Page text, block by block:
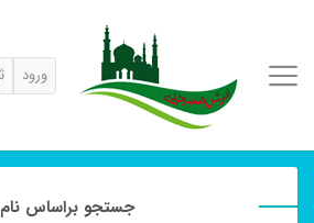
ورود
جستجو براساس نام